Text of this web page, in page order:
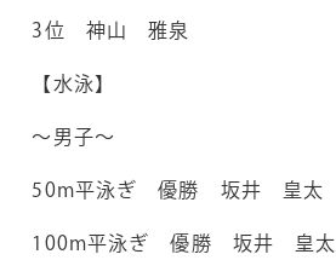
3位 神山 雅泉
【水泳】
～男子～
50m平泳ぎ 優勝 坂井 皇太
100m平泳ぎ 優勝 坂井 皇太